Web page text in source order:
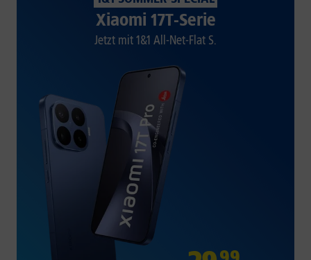
Xiaomi 17T-Serie
Jetzt mit 1&1 All-Net-Flat S.